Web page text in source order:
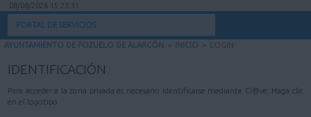
INICIO
MI CARPETA
08/08/2026 15:23:31
PORTAL DE SERVICIOS
AYUNTAMIENTO DE POZUELO DE ALARCÓN > INICIO > LOGIN
IDENTIFICACIÓN
Para acceder a la zona privada es necesario identificarse mediante Cl@ve. Haga clic
en el logotipo.